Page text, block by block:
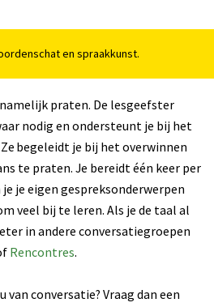
en spraakkunst.
praten. De lesgeefster
nodig en ondersteunt je bij het
begeleidt je bij het overwinnen
te praten. Je bereidt één keer per
je eigen gespreksonderwerpen
veel bij te leren. Als je de taal al
in andere conversatiegroepen
Rencontres.
van conversatie? Vraag dan een